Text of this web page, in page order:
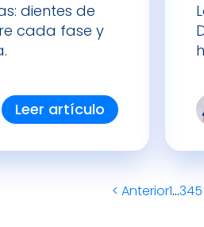
dientes de
cada fase y
Leer artículo
< Anterior1…345